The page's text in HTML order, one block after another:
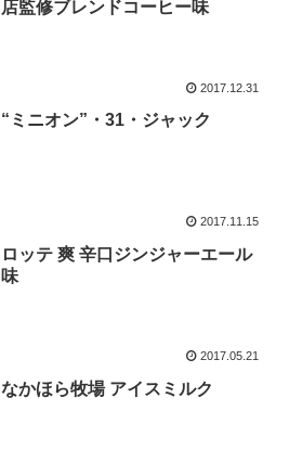
店監修ブレンドコーヒー味
2017.12.31
“ミニオン”・31・ジャック
2017.11.15
ロッテ 爽 辛口ジンジャーエール
味
2017.05.21
なかほら牧場 アイスミルク